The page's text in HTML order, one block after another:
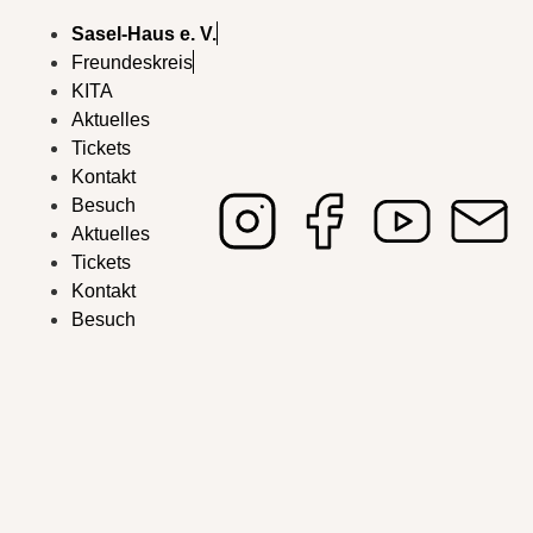
Sasel-Haus e. V.
Freundeskreis
KITA
Aktuelles
Tickets
Kontakt
Besuch
Aktuelles
Tickets
Kontakt
Besuch